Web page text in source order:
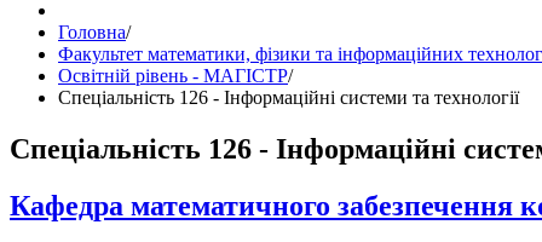
Головна/
Факультет математики, фізики та інформаційних
Освітній рівень - МАГІСТР/
Спеціальність 126 - Інформаційні системи та технології
Спеціальність 126 - Інформаційні
Кафедра математичного забезпечення